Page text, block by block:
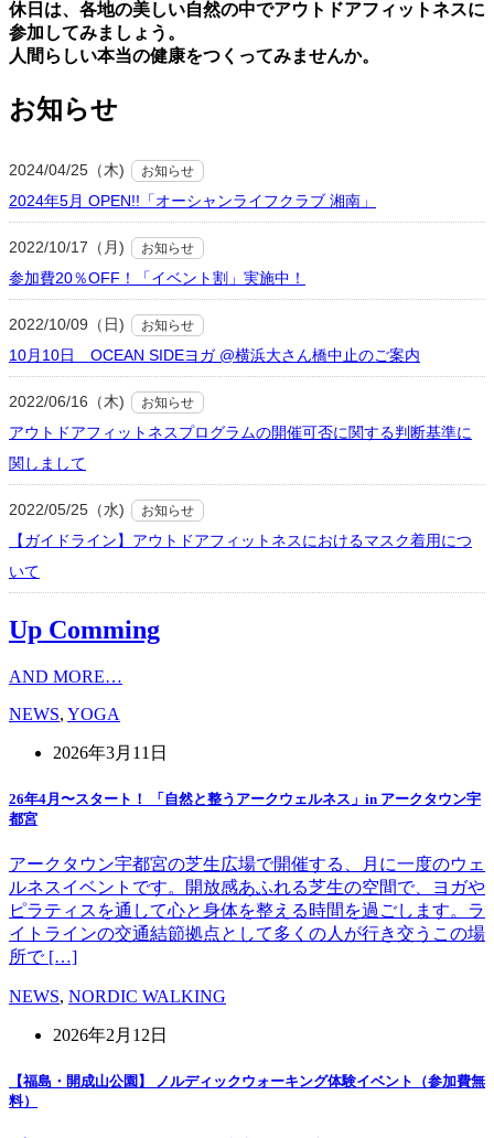
休⽇は、各地の美しい⾃然の中でアウトドアフィットネスに
参加してみましょう。
⼈間らしい本当の健康をつくってみませんか。
お知らせ
2024/04/25（木) お知らせ
2024年5月 OPEN!!「オーシャンライフクラブ 湘南」
2022/10/17（月) お知らせ
参加費20％OFF！「イベント割」実施中！
2022/10/09（日) お知らせ
10月10日 OCEAN SIDEヨガ @横浜大さん橋中止のご案内
2022/06/16（木) お知らせ
アウトドアフィットネスプログラムの開催可否に関する判断基準に
関しまして
2022/05/25（水) お知らせ
【ガイドライン】アウトドアフィットネスにおけるマスク着用につ
いて
Up Comming
AND MORE…
NEWS, YOGA
2026年3月11日
26年4月〜スタート！ 「自然と整うアークウェルネス」in アークタウン宇
都宮
アークタウン宇都宮の芝生広場で開催する、月に一度のウェ
ルネスイベントです。開放感あふれる芝生の空間で、ヨガや
ピラティスを通して心と身体を整える時間を過ごします。ラ
イトラインの交通結節拠点として多くの人が行き交うこの場
所で […]
NEWS, NORDIC WALKING
2026年2月12日
【福島・開成山公園】 ノルディックウォーキング体験イベント（参加費無
料）